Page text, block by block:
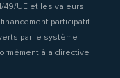
49/UE et les valeurs
participatif
par le système
à a directive